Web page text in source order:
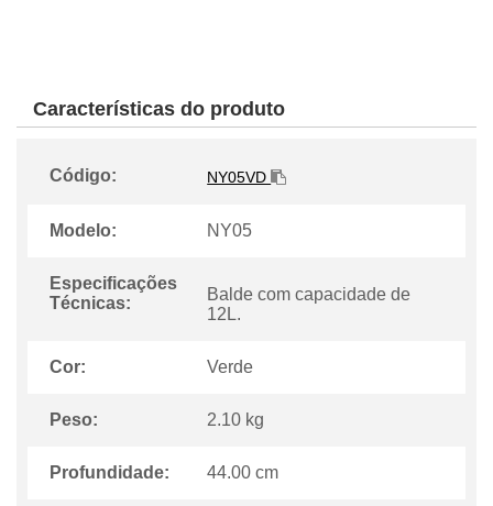
Características do produto
Código: NY05VD
Modelo: NY05
Especificações
Técnicas:
Balde com capacidade de
12L.
Cor: Verde
Peso: 2.10 kg
Profundidade: 44.00 cm